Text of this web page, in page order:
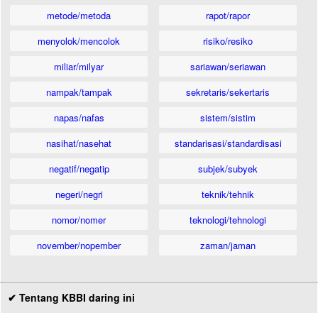
metode/metoda
menyolok/mencolok
miliar/milyar
nampak/tampak
napas/nafas
nasihat/nasehat
negatif/negatip
negeri/negri
nomor/nomer
november/nopember
rapot/rapor
risiko/resiko
sariawan/seriawan
sekretaris/sekertaris
sistem/sistim
standarisasi/standardisasi
subjek/subyek
teknik/tehnik
teknologi/tehnologi
zaman/jaman
✔ Tentang KBBI daring ini